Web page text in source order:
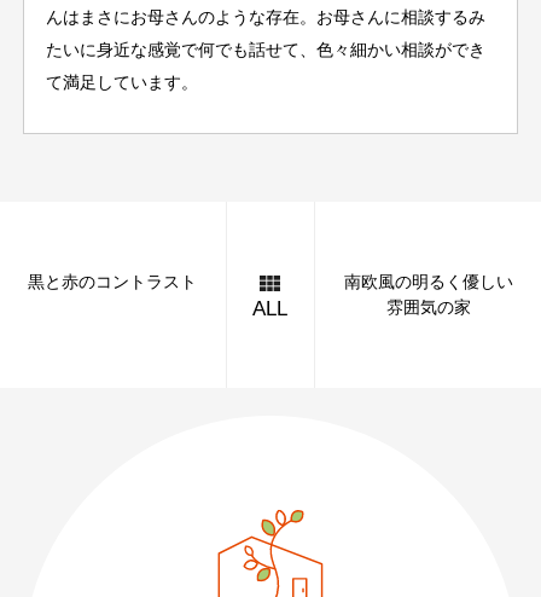
んはまさにお母さんのような存在。お母さんに相談するみ
たいに身近な感覚で何でも話せて、色々細かい相談ができ
て満足しています。
黒と赤のコントラスト
ALL
南欧風の明るく優しい
雰囲気の家
営業時間：月〜土 8:30 〜 17:30
日・祝 9:30 〜 17:30